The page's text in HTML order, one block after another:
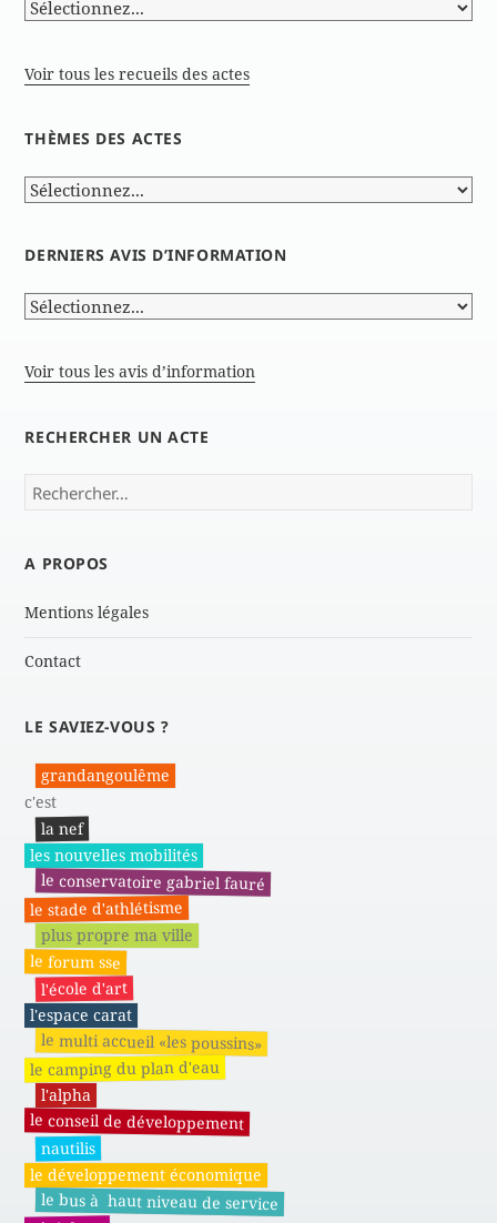
Voir tous les recueils des actes
THÈMES DES ACTES
DERNIERS AVIS D’INFORMATION
Voir tous les avis d’information
RECHERCHER UN ACTE
Rechercher :
A PROPOS
Mentions légales
Contact
LE SAVIEZ-VOUS ?
grandangoulême
c'est
la nef
les nouvelles mobilités
le conservatoire gabriel fauré
le stade d'athlétisme
plus propre ma ville
le forum sse
l'école d'art
l'espace carat
le multi accueil «les poussins»
le camping du plan d'eau
l'alpha
le conseil de développement
nautilis
le développement économique
le bus à haut niveau de service